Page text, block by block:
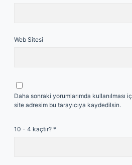
Web Sitesi
Daha sonraki yorumlarımda kullanılması
site adresim bu tarayıcıya kaydedilsin.
10 - 4 kaçtır? *